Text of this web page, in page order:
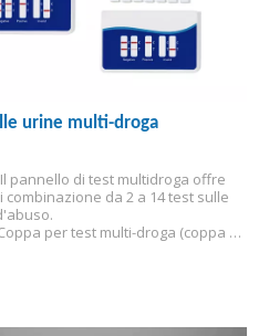
urine multi-droga
pannello di test multidroga offre
combinazione da 2 a 14 test sulle
per test multi-droga (coppa T)